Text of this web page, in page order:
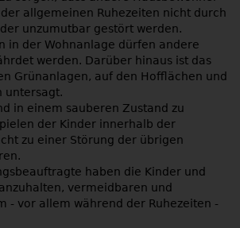
allgemeinen Ruhezeiten nicht durch
unzumutbar gestört werden.
in der Wohnanlage dürfen andere
werden. Darüber hinaus ist das
Grünanlagen, auf den Hofflächen und
untersagt.
in einem sauberen Zustand zu
der Kinder innerhalb der
zu einer Störung der übrigen
haben die Kinder und
vermeidbaren und
- vor allem während der Ruhezeiten -